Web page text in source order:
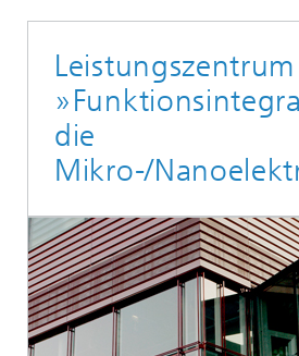
Leistungszentrum
die
Mikro-/